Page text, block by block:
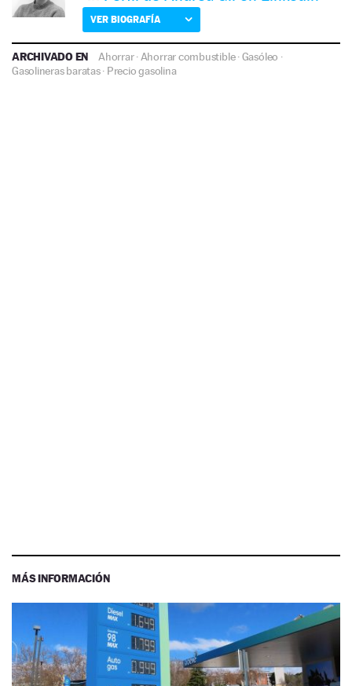
VER BIOGRAFÍA
ARCHIVADO EN Ahorrar· Ahorrar combustible·Gasóleo ·
Gasolineras baratas· Precio gasolina
MÁS INFORMACIÓN